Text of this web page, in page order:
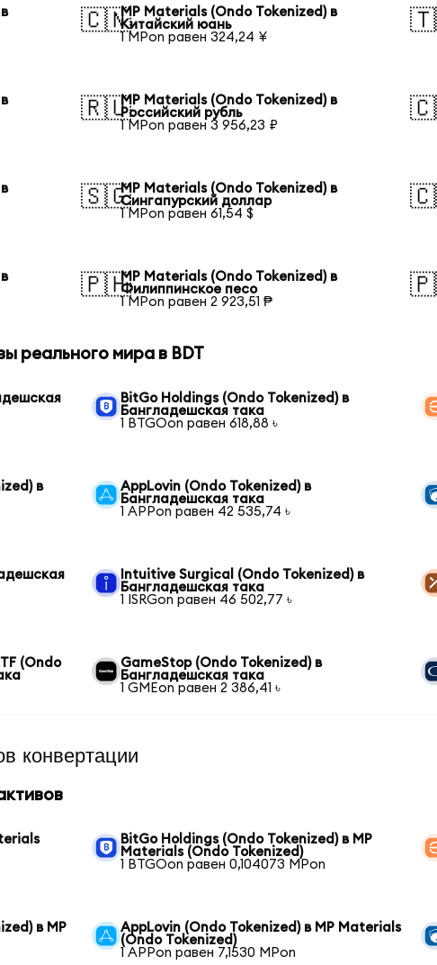
🇨🇳MP Materials (Ondo Tokenized) в
Китайский юань
1 MPon равен 324,24 ¥
🇷🇺MP Materials (Ondo Tokenized) в
Российский рубль
1 MPon равен 3 956,23 ₽
🇸🇬MP Materials (Ondo Tokenized) в
Сингапурский доллар
1 MPon равен 61,54 $
🇵🇭MP Materials (Ondo Tokenized) в
Филиппинское песо
1 MPon равен 2 923,51 ₱
реального мира в BDT
BitGo Holdings (Ondo Tokenized) в
Бангладешская така
1 BTGOon равен 618,88 ৳
в
AppLovin (Ondo Tokenized) в
Бангладешская така
1 APPon равен 42 535,74 ৳
Intuitive Surgical (Ondo Tokenized) в
Бангладешская така
1 ISRGon равен 46 502,77 ৳
(Ondo
GameStop (Ondo Tokenized) в
Бангладешская така
1 GMEon равен 2 386,41 ৳
конвертации
BitGo Holdings (Ondo Tokenized) в MP
Materials (Ondo Tokenized)
1 BTGOon равен 0,104073 MPon
в MP
AppLovin (Ondo Tokenized) в MP Materials
(Ondo Tokenized)
1 APPon равен 7,1530 MPon